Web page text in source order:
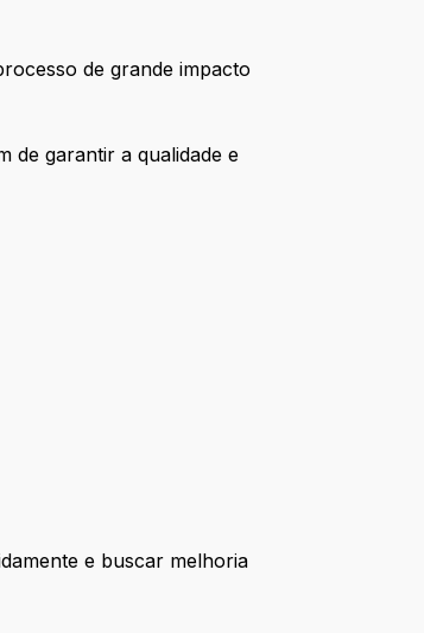
de grande impacto
de garantir a qualidade e
e buscar melhoria